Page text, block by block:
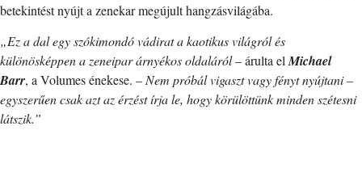
betekintést nyújt a zenekar megújult hangzásvilágába.
„Ez a dal egy szókimondó vádirat a kaotikus világról és
különösképpen a zeneipar árnyékos oldaláról– árulta el Michael
Barr, a Volumes énekese. – Nem próbál vigaszt vagy fényt nyújtani –
egyszerűen csak azt az érzést írja le, hogy körülöttünk minden szétesni
látszik.”